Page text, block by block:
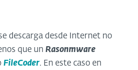
descarga desde Internet no
que un Rasonmware
FileCoder. En este caso en